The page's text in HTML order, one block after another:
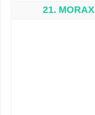
21. MORAX